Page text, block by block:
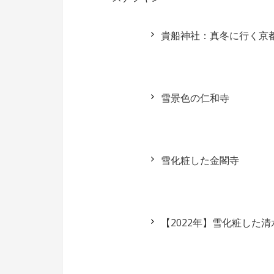
貴船神社：真冬に行く京
雪景色の仁和寺
雪化粧した金閣寺
【2022年】雪化粧した